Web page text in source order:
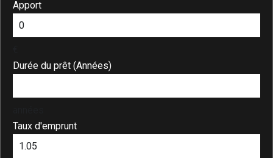
Apport
Durée du prêt (Années)
Taux d'emprunt